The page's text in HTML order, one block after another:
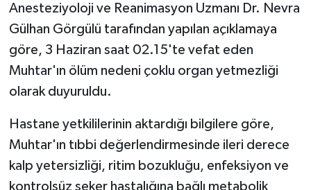
Anesteziyoloji ve Reanimasyon Uzmanı Dr. Nevra
Gülhan Görgülü tarafından yapılan açıklamaya
göre, 3 Haziran saat 02.15'te vefat eden
Muhtar'ın ölüm nedeni çoklu organ yetmezliği
olarak duyuruldu.
Hastane yetkililerinin aktardığı bilgilere göre,
Muhtar'ın tıbbi değerlendirmesinde ileri derece
kalp yetersizliği, ritim bozukluğu, enfeksiyon ve
kontrolsüz şeker hastalığına bağlı metabolik